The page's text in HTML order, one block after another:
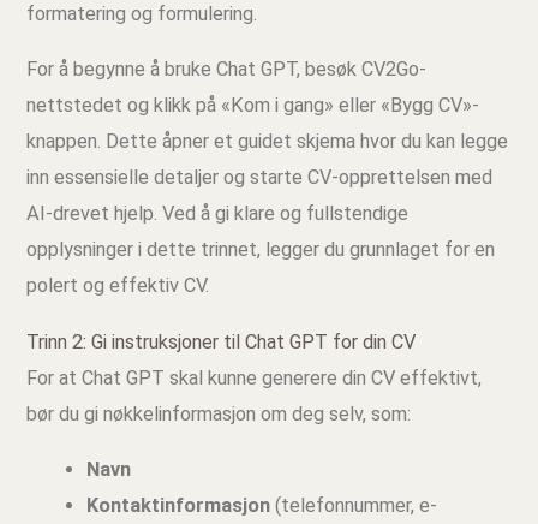
formatering og formulering.
For å begynne å bruke Chat GPT, besøk CV2Go-
nettstedet og klikk på «Kom i gang» eller «Bygg CV»-
knappen. Dette åpner et guidet skjema hvor du kan legge
inn essensielle detaljer og starte CV-opprettelsen med
AI-drevet hjelp. Ved å gi klare og fullstendige
opplysninger i dette trinnet, legger du grunnlaget for en
polert og effektiv CV.
Trinn 2: Gi instruksjoner til Chat GPT for din CV
For at Chat GPT skal kunne generere din CV effektivt,
bør du gi nøkkelinformasjon om deg selv, som:
Navn
Kontaktinformasjon(telefonnummer, e-